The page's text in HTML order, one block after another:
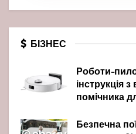
БІЗНЕС
Роботи-
інструкція
помічника
Безпечна